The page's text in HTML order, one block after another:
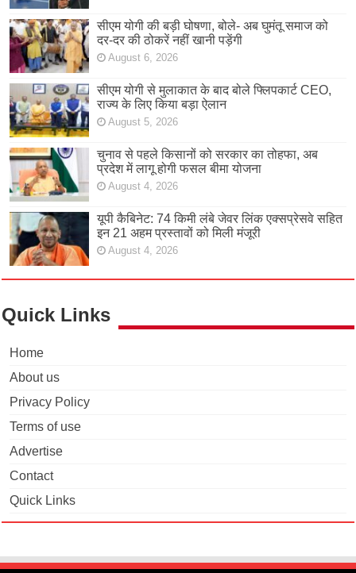
सीएम योगी की बड़ी घोषणा, बोले- अब घुमंतू समाज को
दर-दर की ठोकरें नहीं खानी पड़ेंगी
August 6, 2026
सीएम योगी से मुलाकात के बाद बोले फ्लिपकार्ट CEO,
राज्य के लिए किया बड़ा ऐलान
August 5, 2026
चुनाव से पहले किसानों को सरकार का तोहफा, अब
प्रदेश में लागू होगी फसल बीमा योजना
August 4, 2026
यूपी कैबिनेट: 74 किमी लंबे जेवर लिंक एक्सप्रेसवे सहित
इन 21 अहम प्रस्तावों को मिली मंजूरी
August 4, 2026
Quick Links
Home
About us
Privacy Policy
Terms of use
Advertise
Contact
Quick Links